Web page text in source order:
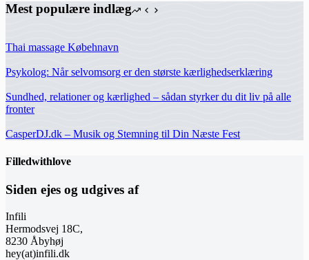
Mest populære indlæg
Thai massage Købehnavn
Psykolog: Når selvomsorg er den største kærlighedserklæring
Sundhed, relationer og kærlighed – sådan styrker du dit liv på alle
fronter
CasperDJ.dk – Musik og Stemning til Din Næste Fest
Filledwithlove
Siden ejes og udgives af
Infili
Hermodsvej 18C,
8230 Åbyhøj
hey(at)infili.dk